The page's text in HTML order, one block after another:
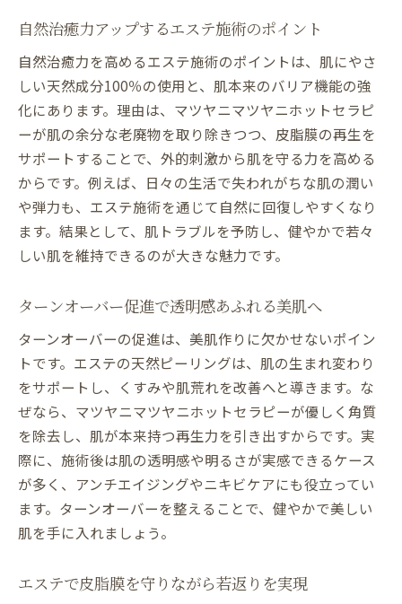
エステのアンチエイジング施術で自信素肌
自然治癒力アップするエステ施術のポイント
自然治癒力を高めるエステ施術のポイントは、肌にやさ
しい天然成分100％の使用と、肌本来のバリア機能の強
化にあります。理由は、マツヤニマツヤニホットセラピ
ーが肌の余分な老廃物を取り除きつつ、皮脂膜の再生を
サポートすることで、外的刺激から肌を守る力を高める
からです。例えば、日々の生活で失われがちな肌の潤い
や弾力も、エステ施術を通じて自然に回復しやすくなり
ます。結果として、肌トラブルを予防し、健やかで若々
しい肌を維持できるのが大きな魅力です。
ターンオーバー促進で透明感あふれる美肌へ
ターンオーバーの促進は、美肌作りに欠かせないポイン
トです。エステの天然ピーリングは、肌の生まれ変わり
をサポートし、くすみや肌荒れを改善へと導きます。な
ぜなら、マツヤニマツヤニホットセラピーが優しく角質
を除去し、肌が本来持つ再生力を引き出すからです。実
際に、施術後は肌の透明感や明るさが実感できるケース
が多く、アンチエイジングやニキビケアにも役立ってい
ます。ターンオーバーを整えることで、健やかで美しい
肌を手に入れましょう。
エステで皮脂膜を守りながら若返りを実現